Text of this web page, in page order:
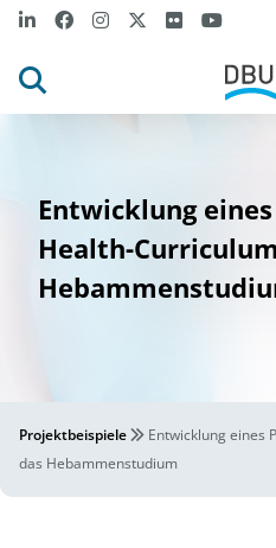
Entwicklung
Health-
Projektbeispiele
Entwicklung eines
das Hebammenstudium